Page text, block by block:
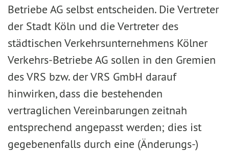
Betriebe AG selbst entscheiden. Die Vertreter
der Stadt Köln und die Vertreter des
städtischen Verkehrsunternehmens Kölner
Verkehrs-Betriebe AG sollen in den Gremien
des VRS bzw. der VRS GmbH darauf
hinwirken, dass die bestehenden
vertraglichen Vereinbarungen zeitnah
entsprechend angepasst werden; dies ist
gegebenenfalls durch eine (Änderungs-)